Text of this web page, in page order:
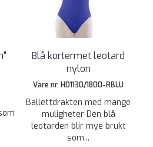
Blå kortermet leotard
nylon
Vare nr. HD1130/1800-RBLU
Ballettdrakten med mange
muligheter Den blå
leotarden blir mye brukt
som...